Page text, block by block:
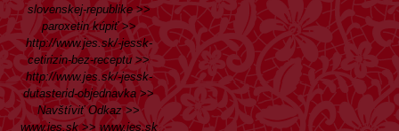
slovenskej-republike>>
paroxetin kúpiť>>
http://www.jes.sk/-jessk-
cetirizin-bez-receptu>>
http://www.jes.sk/-jessk-
dutasterid-objednavka >>
Navštíviť Odkaz>>
www.jes.sk>> www.jes.sk